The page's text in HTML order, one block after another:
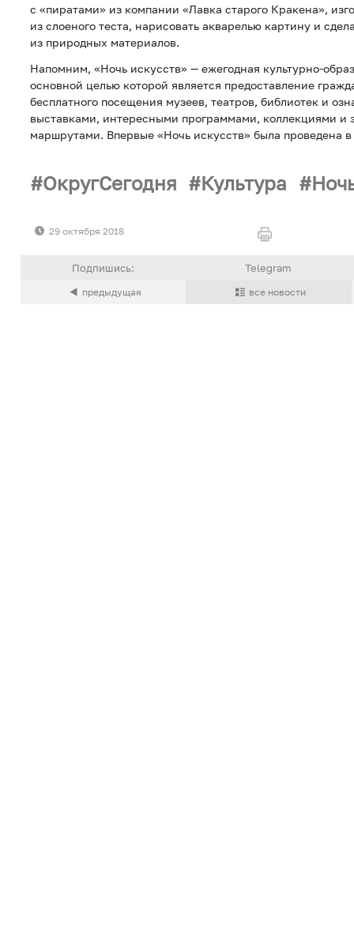
с «пиратами» из компании «Лавка старого Кракена»,
из слоеного теста, нарисовать акварелью картину и
из природных материалов.
Напомним, «Ночь искусств» — ежегодная культурно-
основной целью которой является предоставление
бесплатного посещения музеев, театров, библиотек и
выставками, интересными программами, коллекциями и
маршрутами. Впервые «Ночь искусств» была проведена в
ОкругСегодня Культура
29 октября 2018